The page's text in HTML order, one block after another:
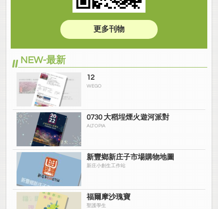
更多刊物
NEW-最新
12
WEGO
0730 大稻埕煙火遊河派對
ALTOPIA
新豐鄉新庄子市場購物地圖
新庄小創生工作站
福爾摩沙瑰寶
聖護學生